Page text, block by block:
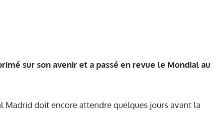
sur son avenir et a passé en revue le Mondial au
Madrid doit encore attendre quelques jours avant la